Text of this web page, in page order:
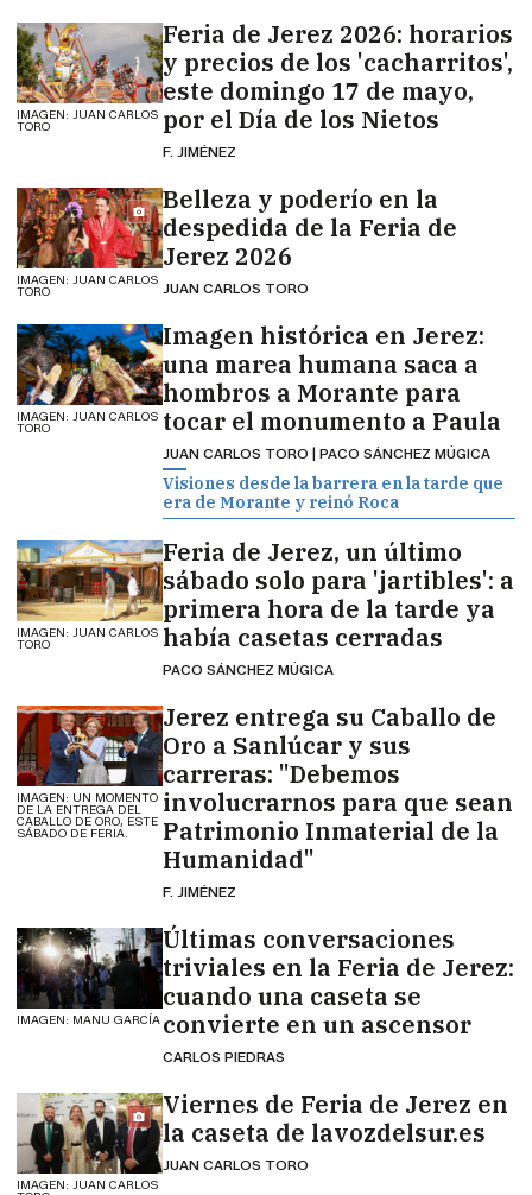
IMAGEN: JUAN CARLOS
TORO
Feria de Jerez 2026: horarios
y precios de los 'cacharritos',
este domingo 17 de mayo,
por el Día de los Nietos
F. JIMÉNEZ
IMAGEN: JUAN CARLOS
TORO
Belleza y poderío en la
despedida de la Feria de
Jerez 2026
JUAN CARLOS TORO
IMAGEN: JUAN CARLOS
TORO
Imagen histórica en Jerez:
una marea humana saca a
hombros a Morante para
tocar el monumento a Paula
JUAN CARLOS TORO | PACO SÁNCHEZ MÚGICA
Visiones desde la barrera en la tarde que
era de Morante y reinó Roca
IMAGEN: JUAN CARLOS
TORO
Feria de Jerez, un último
sábado solo para 'jartibles': a
primera hora de la tarde ya
había casetas cerradas
PACO SÁNCHEZ MÚGICA
IMAGEN: UN MOMENTO
DE LA ENTREGA DEL
CABALLO DE ORO, ESTE
SÁBADO DE FERIA.
Jerez entrega su Caballo de
Oro a Sanlúcar y sus
carreras: "Debemos
involucrarnos para que sean
Patrimonio Inmaterial de la
Humanidad"
F. JIMÉNEZ
IMAGEN: MANU GARCÍA
Últimas conversaciones
triviales en la Feria de Jerez:
cuando una caseta se
convierte en un ascensor
CARLOS PIEDRAS
IMAGEN: JUAN CARLOS
Viernes de Feria de Jerez en
la caseta de lavozdelsur.es
JUAN CARLOS TORO